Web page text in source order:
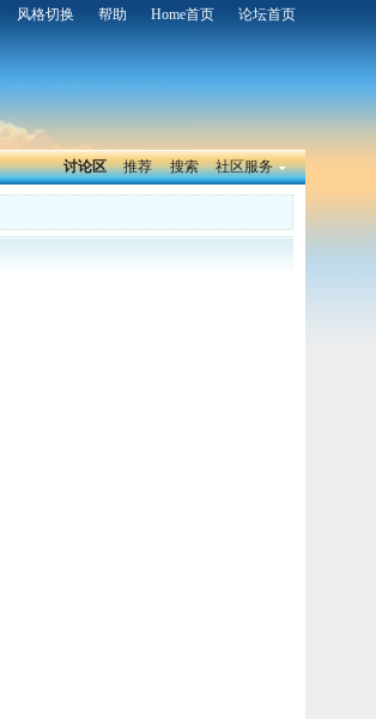
风格切换 帮助 Home首页 论坛首页
讨论区 推荐 搜索 社区服务